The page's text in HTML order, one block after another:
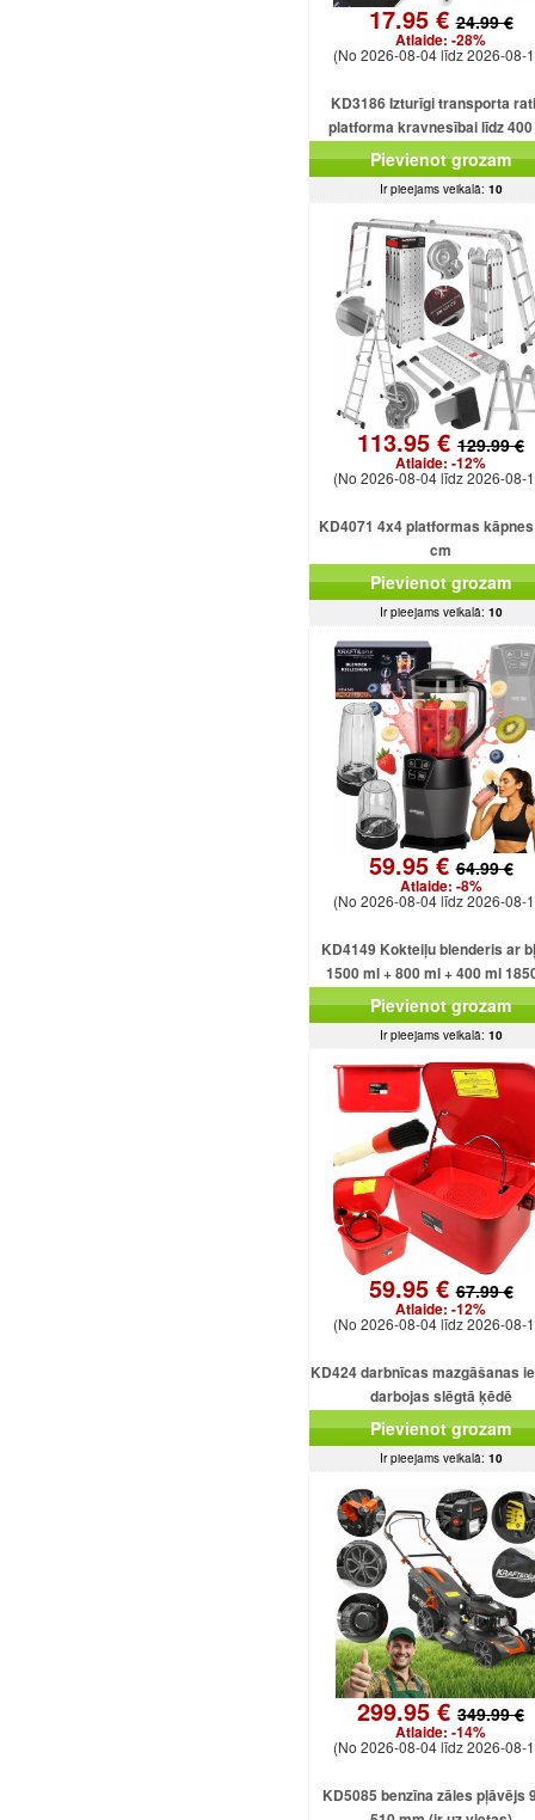
17.95 €24.99 €
Atlaide: -28%
(No 2026-08-04 līdz 2026-08-
KD3186 Izturīgi transporta
platforma kravnesībai līdz
Pievienot grozam
Ir pieejams veikalā: 10
113.95 € 129.99 €
Atlaide: -12%
(No 2026-08-04 līdz 2026-08-
KD4071 4x4 platformas
cm
Pievienot grozam
Ir pieejams veikalā: 10
59.95 €64.99 €
Atlaide: -8%
(No 2026-08-04 līdz 2026-08-
KD4149 Kokteiļu blenderis ar
1500 ml + 800 ml + 400 ml
Pievienot grozam
Ir pieejams veikalā: 10
59.95 €67.99 €
Atlaide: -12%
(No 2026-08-04 līdz 2026-08-
KD424 darbnīcas mazgāšanas
darbojas slēgtā ķēdē
Pievienot grozam
Ir pieejams veikalā: 10
299.95 €349.99 €
Atlaide: -14%
(No 2026-08-04 līdz 2026-08-
KD5085 benzīna zāles pļāvējs